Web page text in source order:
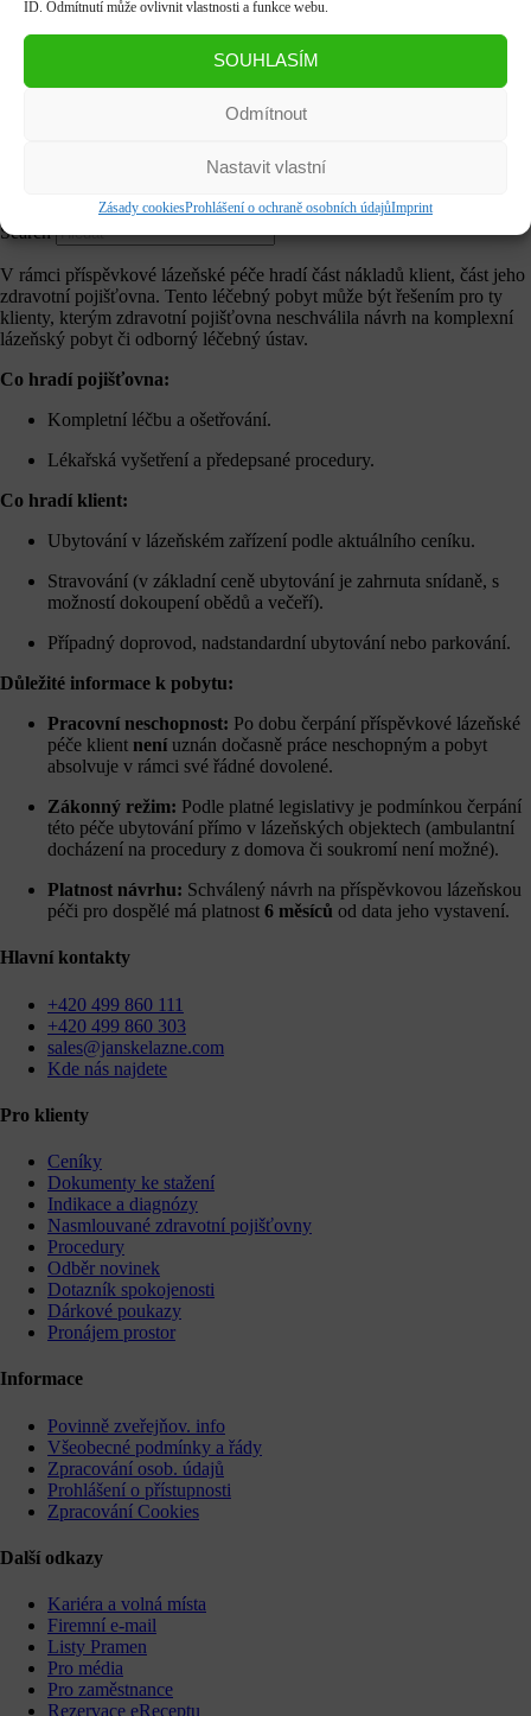
ID. Odmítnutí může ovlivnit vlastnosti a funkce webu.
SOUHLASÍM
Odmítnout
Nastavit vlastní
Zásady cookiesProhlášení o ochraně osobních údajůImprint
Kontakt
Jak se k nám dostanete
Doprava a parkování
Search
V rámci příspěvkové lázeňské péče hradí část nákladů klient, část jeho
zdravotní pojišťovna. Tento léčebný pobyt může být řešením pro ty
klienty, kterým zdravotní pojišťovna neschválila návrh na komplexní
lázeňský pobyt či odborný léčebný ústav.
Co hradí pojišťovna:
Kompletní léčbu a ošetřování.
Lékařská vyšetření a předepsané procedury.
Co hradí klient:
Ubytování v lázeňském zařízení podle aktuálního ceníku.
Stravování (v základní ceně ubytování je zahrnuta snídaně, s
možností dokoupení obědů a večeří).
Případný doprovod, nadstandardní ubytování nebo parkování.
Důležité informace k pobytu:
Pracovní neschopnost: Po dobu čerpání příspěvkové lázeňské
péče klient není uznán dočasně práce neschopným a pobyt
absolvuje v rámci své řádné dovolené.
Zákonný režim: Podle platné legislativy je podmínkou čerpání
této péče ubytování přímo v lázeňských objektech (ambulantní
docházení na procedury z domova či soukromí není možné).
Platnost návrhu: Schválený návrh na příspěvkovou lázeňskou
péči pro dospělé má platnost 6 měsíců od data jeho vystavení.
Hlavní kontakty
+420 499 860 111
+420 499 860 303
sales@janskelazne.com
Kde nás najdete
Pro klienty
Ceníky
Dokumenty ke stažení
Indikace a diagnózy
Nasmlouvané zdravotní pojišťovny
Procedury
Odběr novinek
Dotazník spokojenosti
Dárkové poukazy
Pronájem prostor
Informace
Povinně zveřejňov. info
Všeobecné podmínky a řády
Zpracování osob. údajů
Prohlášení o přístupnosti
Zpracování Cookies
Další odkazy
Kariéra a volná místa
Firemní­ e-mail
Listy Pramen
Pro média
Pro zaměstnance
Rezervace eReceptu